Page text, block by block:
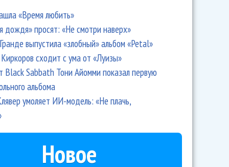
«Время любить»
дождя» просят: «Не смотри наверх»
выпустила «злобный» альбом «Petal»
сходит с ума от «Луизы»
Black Sabbath Тони Айомми показал первую
альбома
умоляет ИИ-модель: «Не плачь,
Новое